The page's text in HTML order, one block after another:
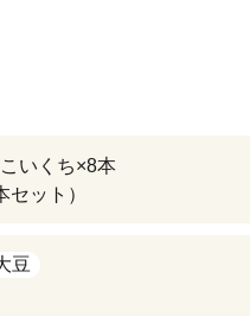
こいくち×8本
セット）
豆